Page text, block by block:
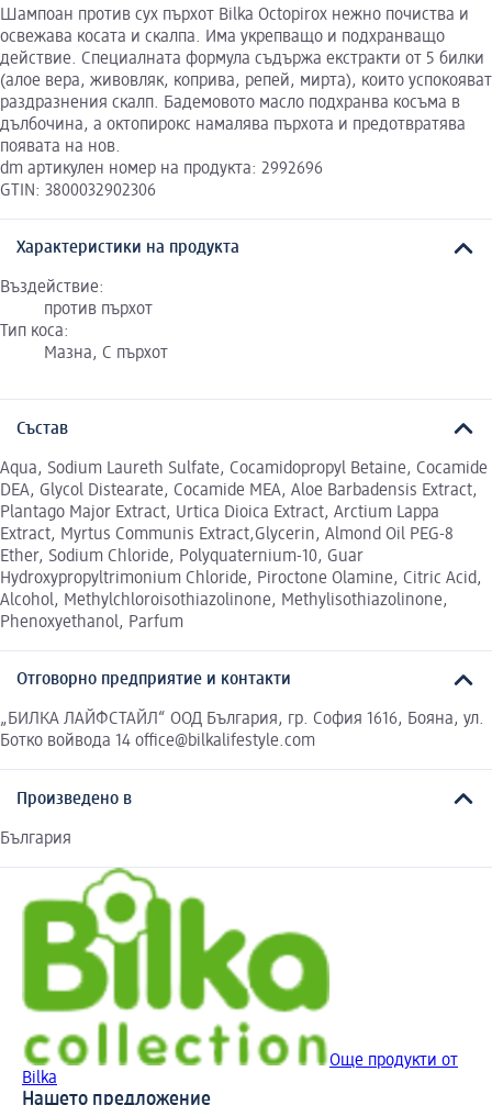
Шампоан против сух пърхот Bilka Octopirox нежно почиства и
освежава косата и скалпа. Има укрепващо и подхранващо
действие. Специалната формула съдържа екстракти от 5 билки
(алое вера, живовляк, коприва, репей, мирта), които успокояват
раздразнения скалп. Бадемовото масло подхранва косъма в
дълбочина, а октопирокс намалява пърхота и предотвратява
появата на нов.
dm артикулен номер на продукта: 2992696
GTIN: 3800032902306
Характеристики на продукта
Въздействие:
против пърхот
Тип коса:
Мазна, С пърхот
Състав
Aqua, Sodium Laureth Sulfate, Cocamidopropyl Betaine, Cocamide
DEA, Glycol Distearate, Cocamide MEA, Aloe Barbadensis Extract,
Plantago Major Extract, Urtica Dioica Extract, Arctium Lappa
Extract, Myrtus Communis Extract,Glycerin, Almond Oil PEG-8
Ether, Sodium Chloride, Polyquaternium-10, Guar
Hydroxypropyltrimonium Chloride, Piroctone Olamine, Citric Acid,
Alcohol, Methylchloroisothiazolinone, Methylisothiazolinone,
Phenoxyethanol, Parfum
Отговорно предприятие и контакти
„БИЛКА ЛАЙФСТАЙЛ“ ООД България, гр. София 1616, Бояна, ул.
Ботко войвода 14 office@bilkalifestyle.com
Произведено в
България
Още продукти от
Bilka
Нашето предложение